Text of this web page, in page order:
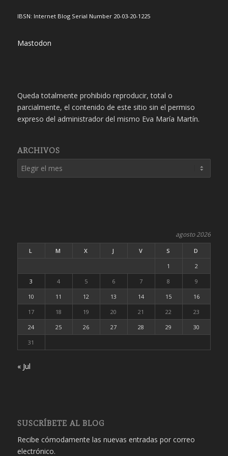
IBSN: Internet Blog Serial Number 20-03-20-1225
Mastodon
Queda totalmente prohibido reproducir, total o
parcialmente, el contenido de este sitio sin el permiso
expreso del administrador del mismo Eva María Martín.
ARCHIVOS
agosto 2026
L M X J V S
D
1
2
3
4 5 6 7 8
9
10
11 12 13 14 15
16
17
18 19 20 21 22
23
24
25 26 27 28 29
30
31
« Jul
SUSCRÍBETE AL BLOG
Recibe cómodamente las nuevas entradas por correo
electrónico.